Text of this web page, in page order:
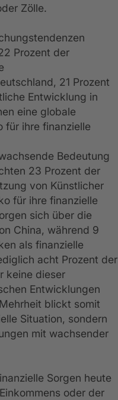
Zölle.
Prozent der
21 Prozent
Entwicklung in
eine globale
für ihre finanzielle
Bedeutung
23 Prozent der
von Künstlicher
für ihre finanzielle
sich über die
China, während 9
als finanzielle
acht Prozent der
keine dieser
Entwicklungen
blickt somit
Situation, sondern
mit wachsender
Sorgen heute
oder der